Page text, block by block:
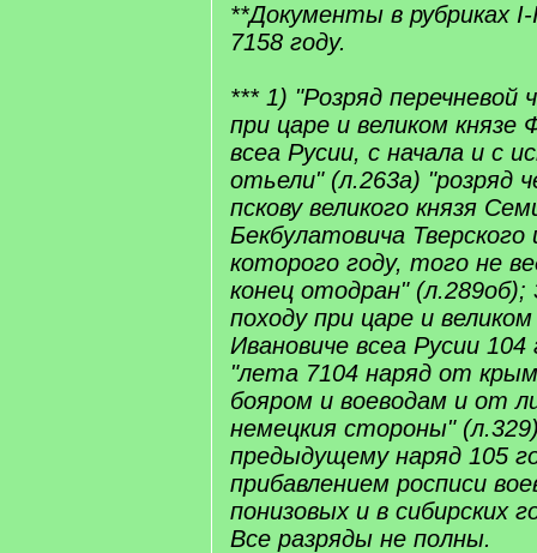
**Документы в рубриках
7158 году.
*** 1) "Розряд перечневой
при царе и великом князе
всеа Русии, с начала и с
отьели" (л.263а) "розряд
пскову великого князя
Бекбулатовича
которого году, того не
конец отодран" (л.289об);
походу при царе и
Ивановиче всеа Русии 104
"лета 7104 наряд от
бояром и воеводам и от
немецкия стороны"
предыдущему наряд 105
прибавлением росписи
понизовых и в сибирских
Все разряды не полны.